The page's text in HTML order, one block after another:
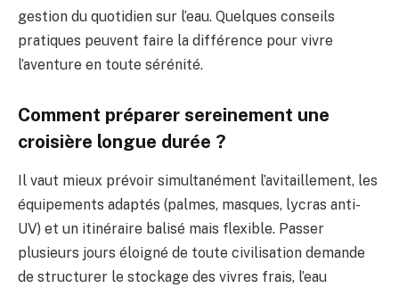
gestion du quotidien sur l’eau. Quelques conseils
pratiques peuvent faire la différence pour vivre
l’aventure en toute sérénité.
Comment préparer sereinement une
croisière longue durée ?
Il vaut mieux prévoir simultanément l’avitaillement, les
équipements adaptés (palmes, masques, lycras anti-
UV) et un itinéraire balisé mais flexible. Passer
plusieurs jours éloigné de toute civilisation demande
de structurer le stockage des vivres frais, l’eau